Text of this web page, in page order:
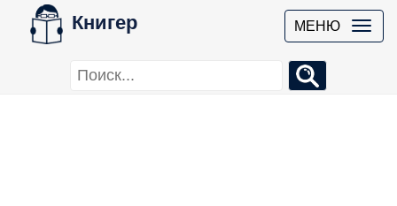
Книгер МЕНЮ